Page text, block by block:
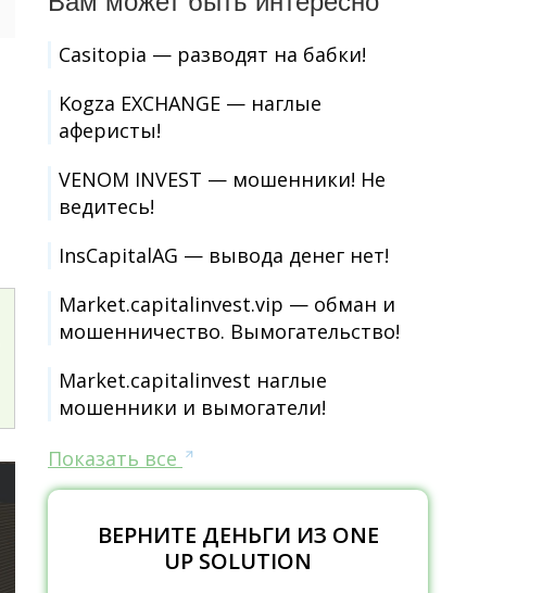
Casitopia — разводят на бабки!
Kogza EXCHANGE — наглые
аферисты!
VENOM INVEST — мошенники! Не
ведитесь!
InsCapitalAG — вывода денег нет!
Market.capitalinvest.vip — обман и
мошенничество. Вымогательство!
Market.capitalinvest наглые
мошенники и вымогатели!
Показать все
ВЕРНИТЕ ДЕНЬГИ ИЗ ONE
UP SOLUTION